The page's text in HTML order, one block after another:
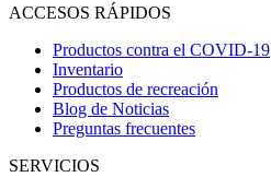
ACCESOS RÁPIDOS
Productos contra el COVID-19
Inventario
Productos de recreación
Blog de Noticias
Preguntas frecuentes
SERVICIOS